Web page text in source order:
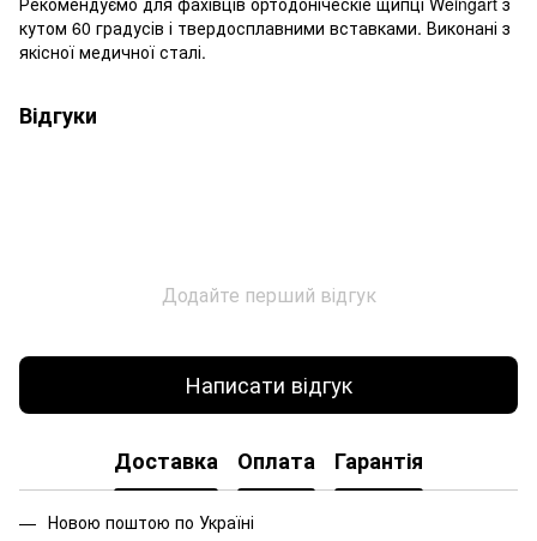
кутом 60 градусів і твердосплавними вставками. Виконані з
якісної медичної сталі.
Відгуки
Додайте перший відгук
Написати відгук
Доставка Оплата Гарантія
Новою поштою по Україні